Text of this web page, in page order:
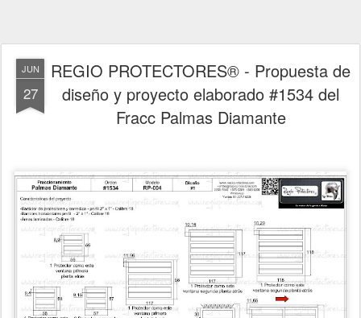
JUN
27
REGIO PROTECTORES® - Propuesta de
diseño y proyecto elaborado #1534 del
Fracc Palmas Diamante